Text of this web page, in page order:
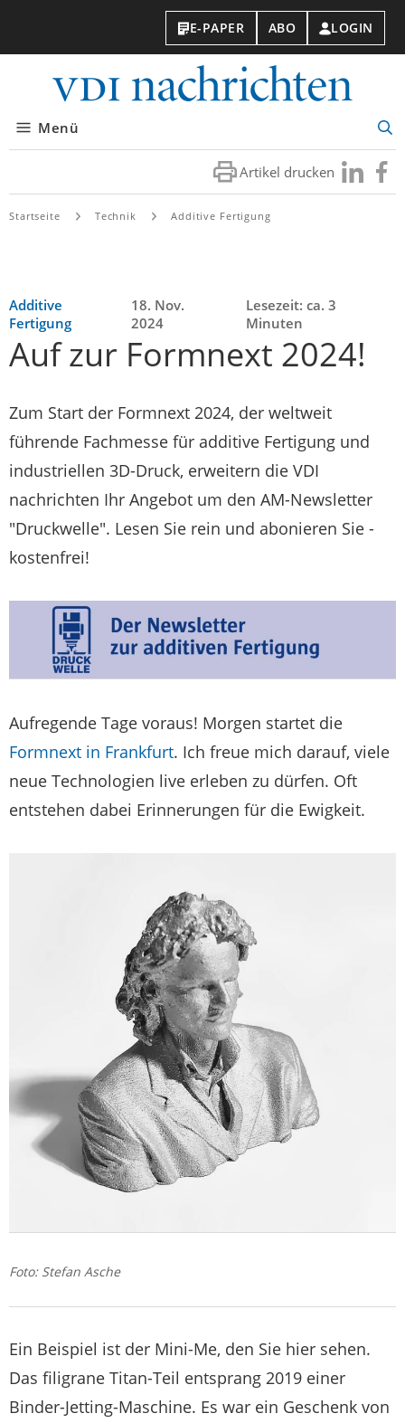
E-PAPER ABO LOGIN
Menü
Artikel drucken Besuchen
Sie
Sie
Startseite Technik Additive Fertigung
Additive
Fertigung
18. Nov.
2024
Lesezeit: ca. 3
Minuten
Auf zur Formnext 2024!
Zum Start der Formnext 2024, der weltweit
führende Fachmesse für additive Fertigung und
industriellen 3D-Druck, erweitern die VDI
nachrichten Ihr Angebot um den AM-Newsletter
"Druckwelle". Lesen Sie rein und abonieren Sie -
kostenfrei!
Aufregende Tage voraus! Morgen startet die
Formnext in Frankfurt. Ich freue mich darauf, viele
neue Technologien live erleben zu dürfen. Oft
entstehen dabei Erinnerungen für die Ewigkeit.
Foto: Stefan Asche
Ein Beispiel ist der Mini-Me, den Sie hier sehen.
Das filigrane Titan-Teil entsprang 2019 einer
Binder-Jetting-Maschine. Es war ein Geschenk von